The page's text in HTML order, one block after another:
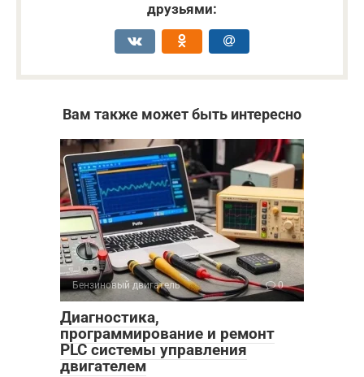
друзьями:
Вам также может быть интересно
Бензиновый двигатель 0
Диагностика,
программирование и ремонт
PLC системы управления
двигателем